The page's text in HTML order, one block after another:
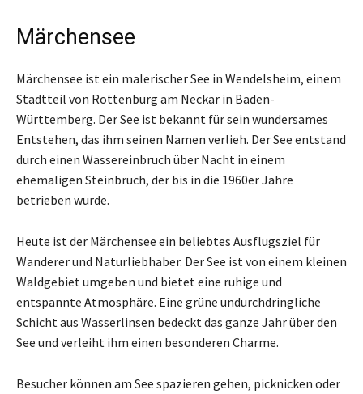
Märchensee
Märchensee ist ein malerischer See in Wendelsheim, einem
Stadtteil von Rottenburg am Neckar in Baden-
Württemberg. Der See ist bekannt für sein wundersames
Entstehen, das ihm seinen Namen verlieh. Der See entstand
durch einen Wassereinbruch über Nacht in einem
ehemaligen Steinbruch, der bis in die 1960er Jahre
betrieben wurde.
Heute ist der Märchensee ein beliebtes Ausflugsziel für
Wanderer und Naturliebhaber. Der See ist von einem kleinen
Waldgebiet umgeben und bietet eine ruhige und
entspannte Atmosphäre. Eine grüne undurchdringliche
Schicht aus Wasserlinsen bedeckt das ganze Jahr über den
See und verleiht ihm einen besonderen Charme.
Besucher können am See spazieren gehen, picknicken oder